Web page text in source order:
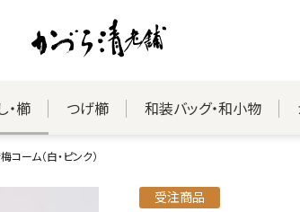
・櫛 つげ櫛 和装バッグ・和小物
コーム（白・ピンク）
受注商品